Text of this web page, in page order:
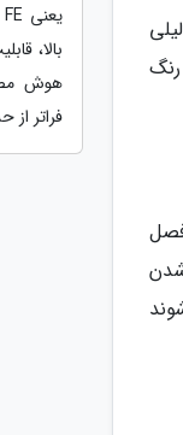
رنگ
فصل
بالا،
هوش
فراتر